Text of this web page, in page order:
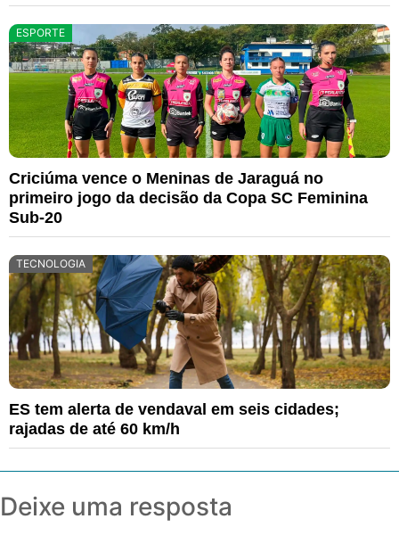
ESPORTE
Criciúma vence o Meninas de Jaraguá no
primeiro jogo da decisão da Copa SC Feminina
Sub-20
TECNOLOGIA
ES tem alerta de vendaval em seis cidades;
rajadas de até 60 km/h
Deixe uma resposta